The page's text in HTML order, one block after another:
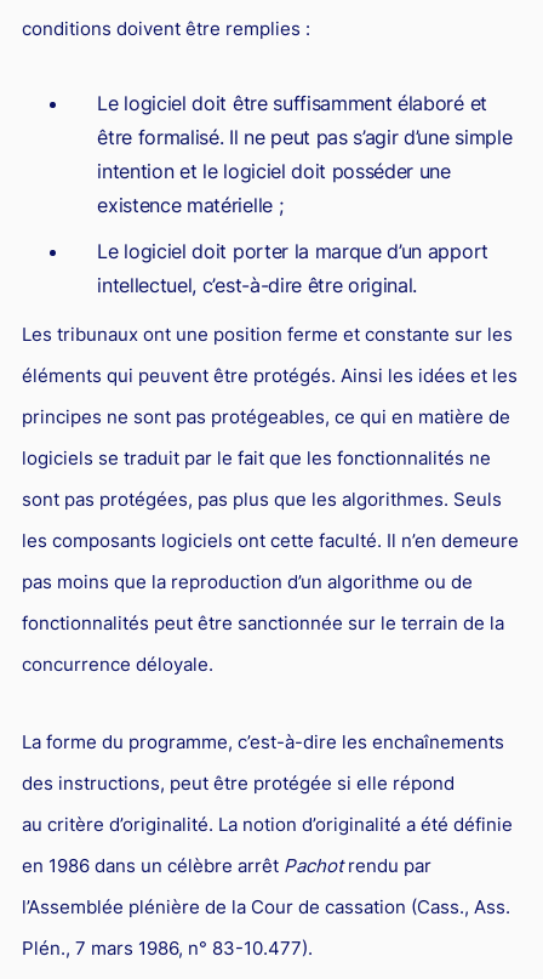
conditions doivent être remplies :
Le logiciel doit être suffisamment élaboré et
être formalisé. Il ne peut pas s’agir d’une simple
intention et le logiciel doit posséder une
existence matérielle ;
Le logiciel doit porter la marque d’un apport
intellectuel, c’est-à-dire être original.
Les tribunaux ont une position ferme et constante sur les
éléments qui peuvent être protégés. Ainsi les idées et les
principes ne sont pas protégeables, ce qui en matière de
logiciels se traduit par le fait que les fonctionnalités ne
sont pas protégées, pas plus que les algorithmes. Seuls
les composants logiciels ont cette faculté. Il n’en demeure
pas moins que la reproduction d’un algorithme ou de
fonctionnalités peut être sanctionnée sur le terrain de la
concurrence déloyale.
La forme du programme, c’est-à-dire les enchaînements
des instructions, peut être protégée si elle répond
au critère d’originalité. La notion d’originalité a été définie
en 1986 dans un célèbre arrêtPachotrendu par
l’Assemblée plénière de la Cour de cassation (Cass., Ass.
Plén., 7 mars 1986, n° 83-10.477).